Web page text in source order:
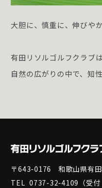
大胆に、慎重に、伸びや
有田リソルゴルフクラブは
自然の広がりの中で、知
〒643-0176 和歌山県有田
TEL 0737-32-4109 （受